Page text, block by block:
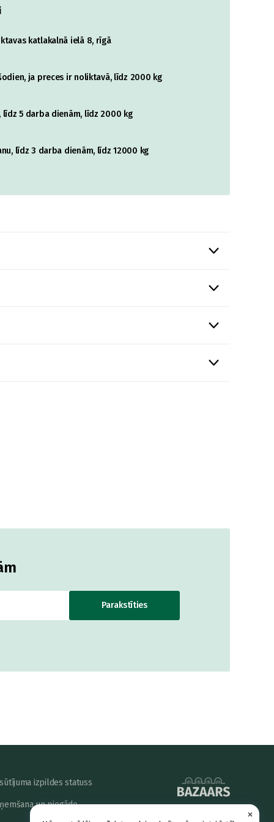
×
katlakalnā ielā 8, rīgā
ja preces ir noliktavā, līdz 2000 kg
5 darba dienām, līdz 2000 kg
līdz 3 darba dienām, līdz 12000 kg
Parakstīties
izpildes statuss
un piegāde